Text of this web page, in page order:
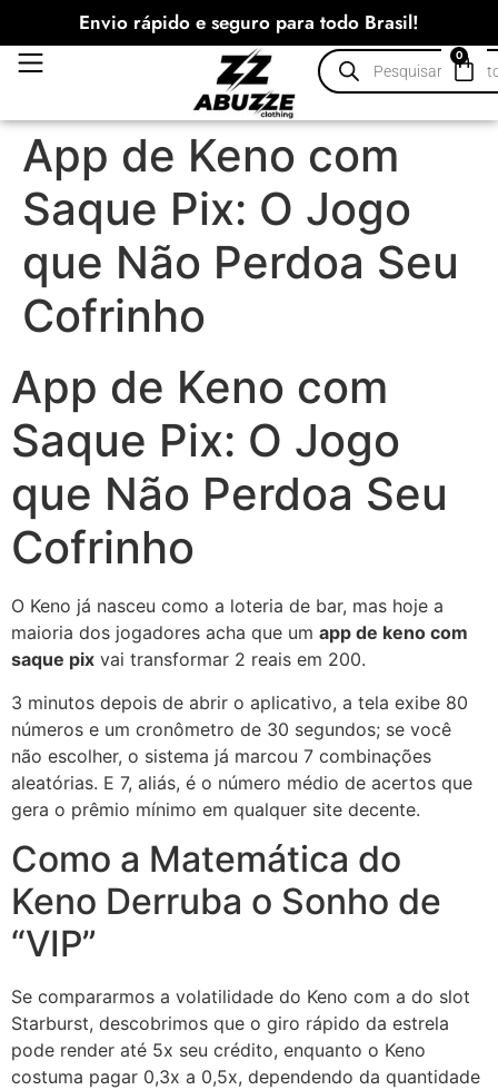
Envio rápido e seguro para todo Brasil!
0
App de Keno com
Saque Pix: O Jogo
que Não Perdoa Seu
Cofrinho
App de Keno com
Saque Pix: O Jogo
que Não Perdoa Seu
Cofrinho
O Keno já nasceu como a loteria de bar, mas hoje a
maioria dos jogadores acha que um app de keno com
saque pix vai transformar 2 reais em 200.
3 minutos depois de abrir o aplicativo, a tela exibe 80
números e um cronômetro de 30 segundos; se você
não escolher, o sistema já marcou 7 combinações
aleatórias. E 7, aliás, é o número médio de acertos que
gera o prêmio mínimo em qualquer site decente.
Como a Matemática do
Keno Derruba o Sonho de
“VIP”
Se compararmos a volatilidade do Keno com a do slot
Starburst, descobrimos que o giro rápido da estrela
pode render até 5x seu crédito, enquanto o Keno
costuma pagar 0,3x a 0,5x, dependendo da quantidade